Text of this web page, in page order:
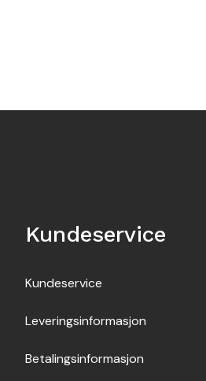
Kundeservice
Kundeservice
Leveringsinformasjon
Betalingsinformasjon